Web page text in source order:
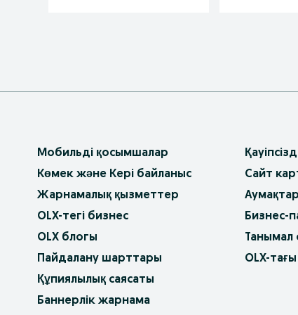
Мобильді қосымшалар
Көмек және Кері байланыс
Жарнамалық қызметтер
OLX-тегі бизнес
OLX блогы
Пайдалану шарттары
Құпиялылық саясаты
Баннерлік жарнама
Сайт
Бизнес-
OLX-